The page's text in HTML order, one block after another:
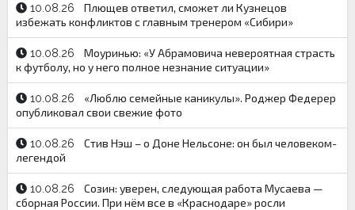
10.08.26
Плющев ответил, сможет ли Кузнецов
избежать конфликтов с главным тренером «Сибири»
10.08.26
Моуринью: «У Абрамовича невероятная страсть
к футболу, но у него полное незнание ситуации»
10.08.26
«Люблю семейные каникулы». Роджер Федерер
опубликовал свои свежие фото
10.08.26
Стив Нэш – о Доне Нельсоне: он был человеком-
легендой
10.08.26
Созин: уверен, следующая работа Мусаева —
сборная России. При нём все в «Краснодаре» росли